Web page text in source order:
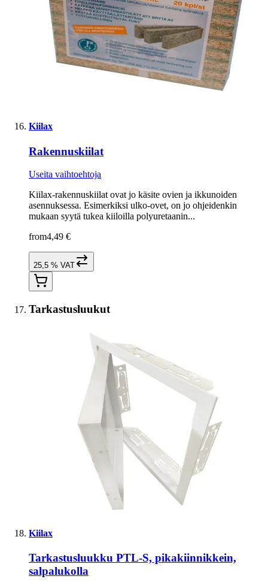
Kiilax
Rakennuskiilat
Useita vaihtoehtoja
Kiilax-rakennuskiilat ovat jo käsite ovien ja ikkunoiden
asennuksessa. Esimerkiksi ulko-ovet, on jo ohjeidenkin
mukaan syytä tukea kiiloilla polyuretaanin...
from4,49 €
25,5 % VAT
Tarkastusluukut
Kiilax
Tarkastusluukku PTL-S, pikakiinnikkein,
salpalukolla